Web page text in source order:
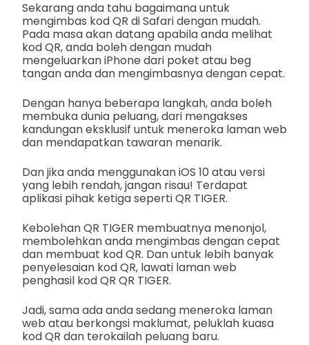
Sekarang anda tahu bagaimana untuk
mengimbas kod QR di Safari dengan mudah.
Pada masa akan datang apabila anda melihat
kod QR, anda boleh dengan mudah
mengeluarkan iPhone dari poket atau beg
tangan anda dan mengimbasnya dengan cepat.
Dengan hanya beberapa langkah, anda boleh
membuka dunia peluang, dari mengakses
kandungan eksklusif untuk meneroka laman web
dan mendapatkan tawaran menarik.
Dan jika anda menggunakan iOS 10 atau versi
yang lebih rendah, jangan risau! Terdapat
aplikasi pihak ketiga seperti QR TIGER.
Kebolehan QR TIGER membuatnya menonjol,
membolehkan anda mengimbas dengan cepat
dan membuat kod QR. Dan untuk lebih banyak
penyelesaian kod QR, lawati laman web
penghasil kod QR QR TIGER.
Jadi, sama ada anda sedang meneroka laman
web atau berkongsi maklumat, peluklah kuasa
kod QR dan terokailah peluang baru.